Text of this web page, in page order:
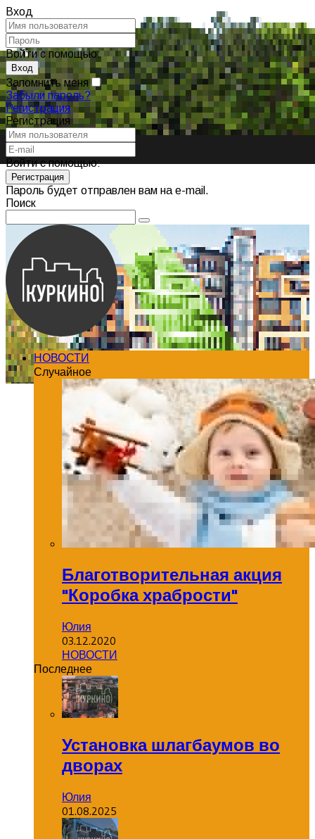
Вход
Войти с помощью:
Запомнить меня
Забыли пароль?
Регистрация
Регистрация
Войти с помощью:
Пароль будет отправлен вам на e-mail.
Поиск
НОВОСТИ
Случайное
Благотворительная акция
"Коробка храбрости"
Юлия
03.12.2020
НОВОСТИ
Последнее
Установка шлагбаумов во
дворах
Юлия
01.08.2025